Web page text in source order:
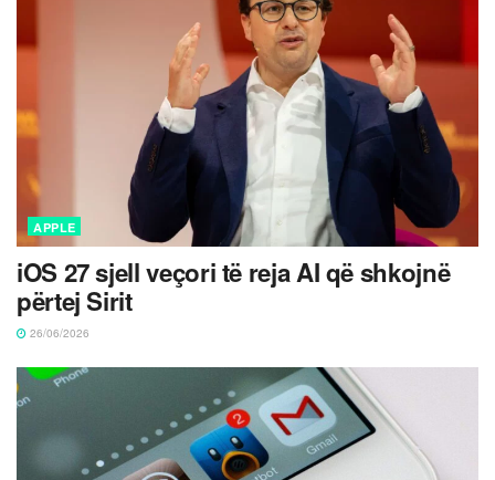
APPLE
iOS 27 sjell veçori të reja AI që shkojnë
përtej Sirit
26/06/2026